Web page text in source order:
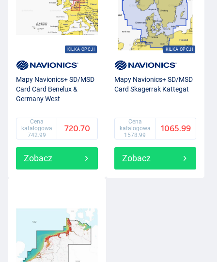
KILKA OPCJI
Mapy Navionics+ SD/MSD
Card Card Benelux &
Germany West
Cena
katalogowa
742.99
720.70
Zobacz
KILKA OPCJI
Mapy Navionics+ SD/MSD
Card Skagerrak Kattegat
Cena
katalogowa
1578.99
1065.99
Zobacz